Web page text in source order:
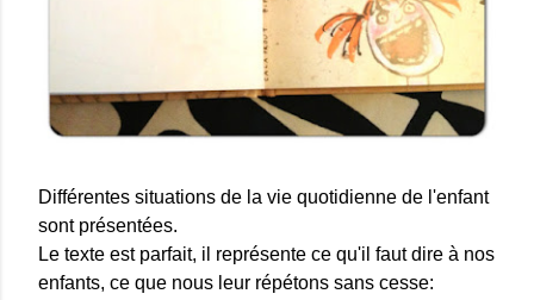
Différentes situations de la vie quotidienne de l'enfant
sont présentées.
Le texte est parfait, il représente ce qu'il faut dire à nos
enfants, ce que nous leur répétons sans cesse: